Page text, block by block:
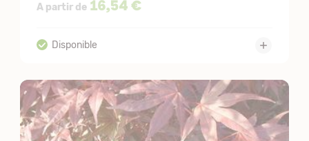
A partir de 16,54 €